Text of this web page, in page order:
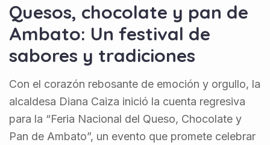
Quesos, chocolate y pan de
Ambato: Un festival de
sabores y tradiciones
Con el corazón rebosante de emoción y orgullo, la
alcaldesa Diana Caiza inició la cuenta regresiva
para la “Feria Nacional del Queso, Chocolate y
Pan de Ambato”, un evento que promete celebrar